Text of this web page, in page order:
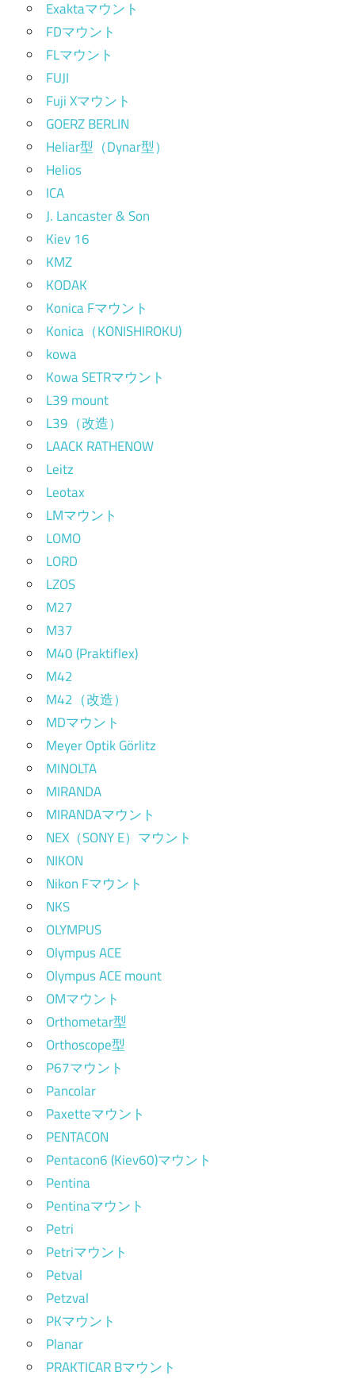
Exaktaマウント
FDマウント
FLマウント
FUJI
Fuji Xマウント
GOERZ BERLIN
Heliar型（Dynar型）
Helios
ICA
J. Lancaster & Son
Kiev 16
KMZ
KODAK
Konica Fマウント
Konica（KONISHIROKU)
kowa
Kowa SETRマウント
L39 mount
L39（改造）
LAACK RATHENOW
Leitz
Leotax
LMマウント
LOMO
LORD
LZOS
M27
M37
M40 (Praktiflex)
M42
M42（改造）
MDマウント
Meyer Optik Görlitz
MINOLTA
MIRANDA
MIRANDAマウント
NEX（SONY E）マウント
NIKON
Nikon Fマウント
NKS
OLYMPUS
Olympus ACE
Olympus ACE mount
OMマウント
Orthometar型
Orthoscope型
P67マウント
Pancolar
Paxetteマウント
PENTACON
Pentacon6 (Kiev60)マウント
Pentina
Pentinaマウント
Petri
Petriマウント
Petval
Petzval
PKマウント
Planar
PRAKTICAR Bマウント